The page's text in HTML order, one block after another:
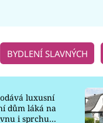
BYDLENÍ SLAVNÝCH
luxusní
dům láká na
i sprchu